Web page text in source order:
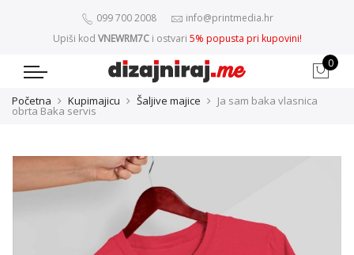
099 700 2008
info@printmedia.hr
Upiši kod VNEWRM7C i ostvari 5% popusta pri kupovini!
0
Početna Kupimajicu Šaljive majice Ja sam baka vlasnica
obrta Baka servis